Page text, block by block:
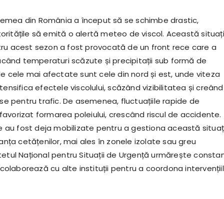
din România a început să se schimbe drastic,
să emită o alertă meteo de viscol. Această
acest sezon a fost provocată de un front rece care a
temperaturi scăzute și precipitații sub formă de
cele mai afectate sunt cele din nord și est, unde viteza
efectele viscolului, scăzând vizibilitatea și creând
pentru trafic. De asemenea, fluctuațiile rapide de
formarea poleiului, crescând riscul de accidente.
au fost deja mobilizate pentru a gestiona această
cetățenilor, mai ales în zonele izolate sau greu
Național pentru Situații de Urgență urmărește
cu alte instituții pentru a coordona